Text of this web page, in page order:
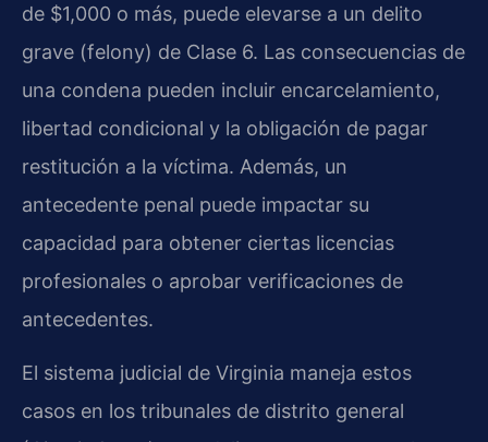
de $1,000 o más, puede elevarse a un delito
grave (felony) de Clase 6. Las consecuencias de
una condena pueden incluir encarcelamiento,
libertad condicional y la obligación de pagar
restitución a la víctima. Además, un
antecedente penal puede impactar su
capacidad para obtener ciertas licencias
profesionales o aprobar verificaciones de
antecedentes.
El sistema judicial de Virginia maneja estos
casos en los tribunales de distrito general